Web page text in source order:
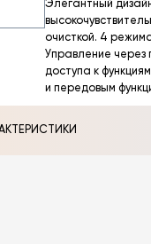
Элегантный
очисткой. 4
Управление через
доступа к
и передовым